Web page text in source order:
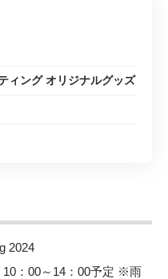
ィング オリジナルグッズ
2024
10：00～14：00予定 ※雨